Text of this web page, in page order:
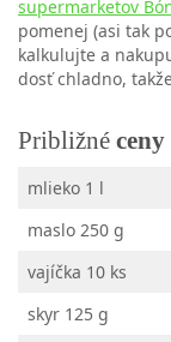
supermarketov
pomenej (asi tak
kalkulujte a
dosť chladno,
Približné
mlieko 1 l
maslo 250 g
vajíčka 10 ks
skyr 125 g